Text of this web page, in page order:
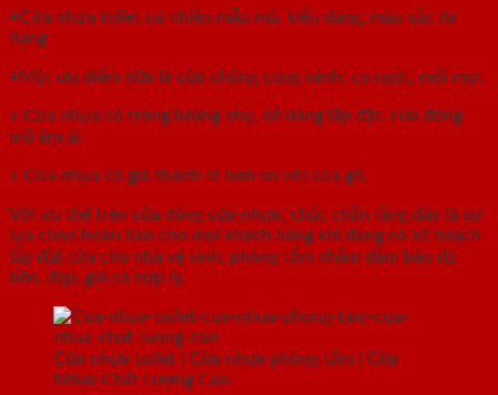
+Cửa nhựa toilet có nhiều mẫu mã, kiểu dáng, màu sắc đa
dạng
+Một ưu điểm nữa là cửa chống cong vênh, co ngót, mối mọt
+ Cửa nhựa có trọng lượng nhẹ, dễ dàng lắp đặt, cửa đóng
mở êm ái
+ Cửa nhựa có giá thành rẻ hơn so với cửa gỗ.
Với ưu thế trên của dòng cửa nhựa, chắc chắn rằng đây là sự
lựa chọn hoàn hảo cho mọi khách hàng khi đang có kế hoạch
lắp đặt cửa cho nhà vệ sinh, phòng tắm nhằm đảm bảo độ
bền, đẹp, giá cả hợp lý.
Cửa nhựa toilet | Cửa nhựa phòng tắm | Cửa
Nhựa Chất Lượng Cao